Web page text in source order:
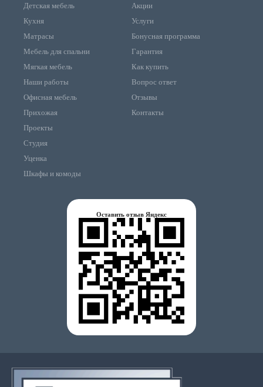
Детская мебель
Кухня
Матрасы
Мебель для спальни
Мягкая мебель
Наши работы
Офисная мебель
Прихожая
Проекты
Студия
Уценка
Шкафы и комоды
Акции
Услуги
Бонусная программа
Гарантия
Как купить
Вопрос ответ
Отзывы
Контакты
Оставить отзыв Яндекс